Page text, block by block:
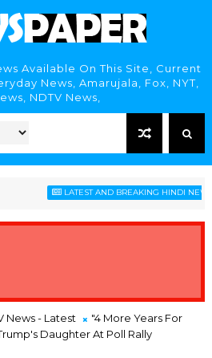
Available On This Site, Current
News, Amarujala, Fox, NYT,
NDTV News,
LATEST AND BREAKING HINDI NEWS
News - Latest
"4 More Years For
Daughter At Poll Rally